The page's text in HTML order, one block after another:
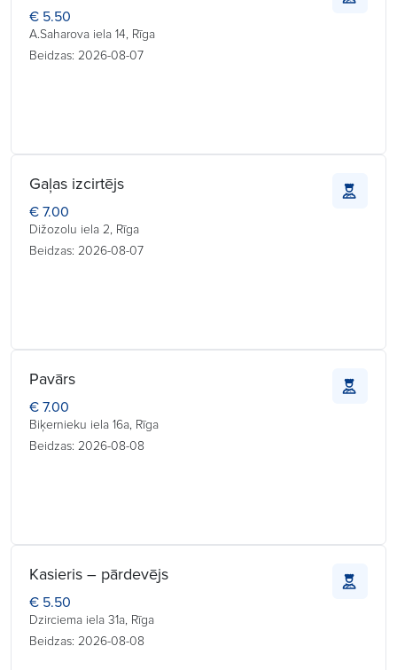
€ 5.50
A.Saharova iela 14, Rīga
Beidzas: 2026-08-07
Gaļas izcirtējs
€ 7.00
Dižozolu iela 2, Rīga
Beidzas: 2026-08-07
Pavārs
€ 7.00
Biķernieku iela 16a, Rīga
Beidzas: 2026-08-08
Kasieris – pārdevējs
€ 5.50
Dzirciema iela 31a, Rīga
Beidzas: 2026-08-08